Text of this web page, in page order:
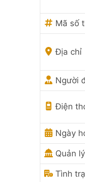
Mã số
Địa chỉ
Người
Điện
Ngày
Quản
Tình